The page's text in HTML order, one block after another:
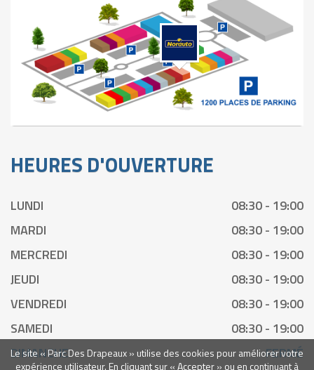
Le site « Parc Des Drapeaux » utilise des cookies pour améliorer votre
expérience utilisateur. En cliquant sur « Accepter » ou en continuant à
HEURES D'OUVERTURE
LUNDI
08:30 - 19:00
MARDI
08:30 - 19:00
MERCREDI
08:30 - 19:00
JEUDI
08:30 - 19:00
VENDREDI
08:30 - 19:00
SAMEDI
08:30 - 19:00
DIMANCHE
FERMÉ